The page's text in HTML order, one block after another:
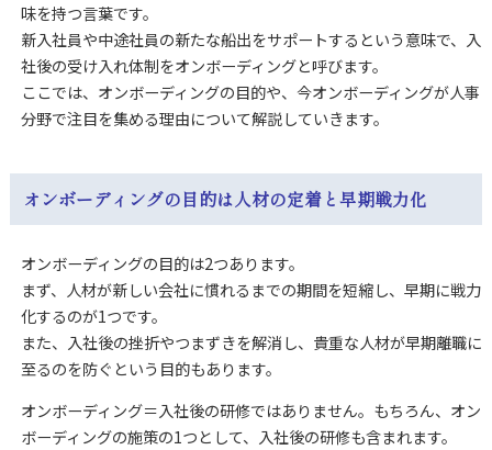
味を持つ言葉です。
新入社員や中途社員の新たな船出をサポートするという意味で、入
社後の受け入れ体制をオンボーディングと呼びます。
ここでは、オンボーディングの目的や、今オンボーディングが人事
分野で注目を集める理由について解説していきます。
オンボーディングの目的は人材の定着と早期戦力化
オンボーディングの目的は2つあります。
まず、人材が新しい会社に慣れるまでの期間を短縮し、早期に戦力
化するのが1つです。
また、入社後の挫折やつまずきを解消し、貴重な人材が早期離職に
至るのを防ぐという目的もあります。
オンボーディング＝入社後の研修ではありません。もちろん、オン
ボーディングの施策の1つとして、入社後の研修も含まれます。